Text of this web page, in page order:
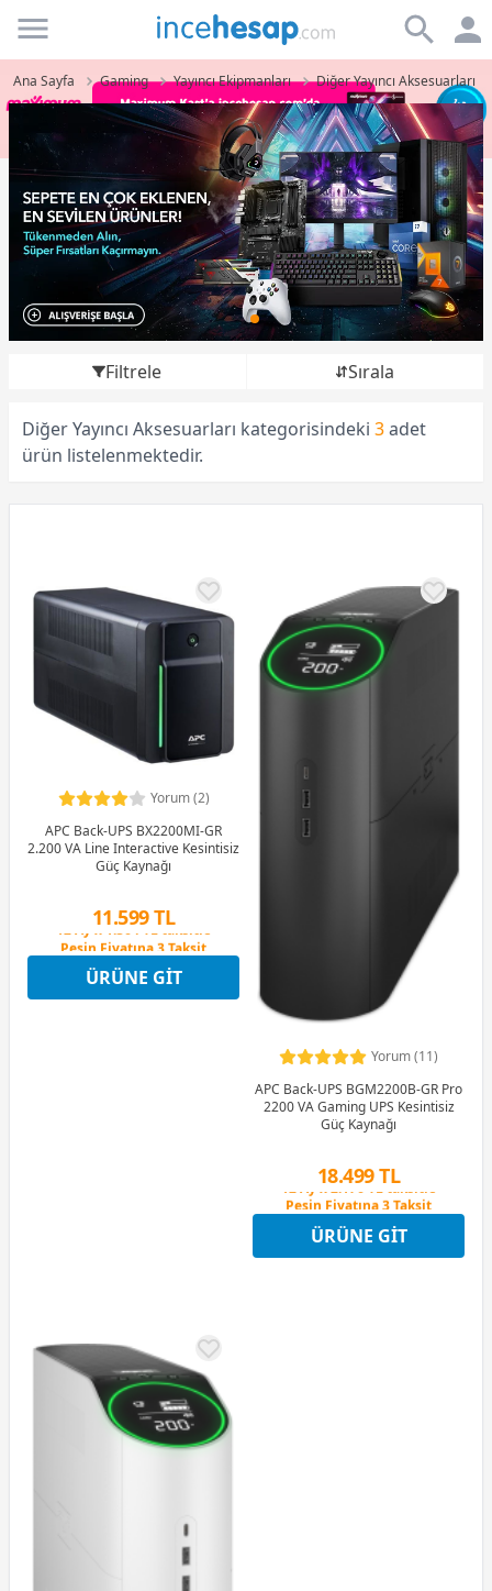
Incehesap
Ana Sayfa Gaming Yayıncı Ekipmanları Diğer Yayıncı Aksesuarları
Filtrele Sırala
Diğer Yayıncı Aksesuarları kategorisindeki 3adet
ürün listelenmektedir.
Yorum (2)
APC Back-UPS BX2200MI-GR
2.200 VA Line Interactive Kesintisiz
Güç Kaynağı
11.599 TL
Peşin Fiyatına 3 Taksit
12 Ay x 1.364 TL taksitle
Peşin Fiyatına 3 Taksit
ÜRÜNE GIT
Yorum (11)
APC Back-UPS BGM2200B-GR Pro
2200 VA Gaming UPS Kesintisiz
Güç Kaynağı
18.499 TL
Peşin Fiyatına 3 Taksit
12 Ay x 2.176 TL taksitle
Peşin Fiyatına 3 Taksit
ÜRÜNE GIT